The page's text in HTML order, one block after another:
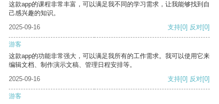
这款app的课程非常丰富，可以满足我不同的学习需求，让我能够找到自
己感兴趣的知识。
2025-09-16
支持[0] 反对[0]
游客
这款app的功能非常强大，可以满足我所有的工作需求。我可以使用它来
编辑文档、制作演示文稿、管理日程安排等。
2025-09-16
支持[0] 反对[0]
游客